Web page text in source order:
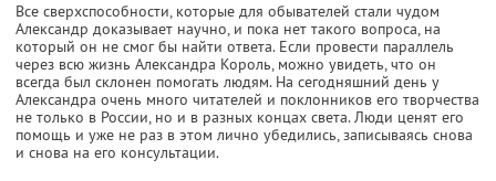
Все сверхспособности, которые для обывателей стали чудом
Александр доказывает научно, и пока нет такого вопроса, на
который он не смог бы найти ответа. Если провести параллель
через всю жизнь Александра Король, можно увидеть, что он
всегда был склонен помогать людям. На сегодняшний день у
Александра очень много читателей и поклонников его творчества
не только в России, но и в разных концах света. Люди ценят его
помощь и уже не раз в этом лично убедились, записываясь снова
и снова на его консультации.